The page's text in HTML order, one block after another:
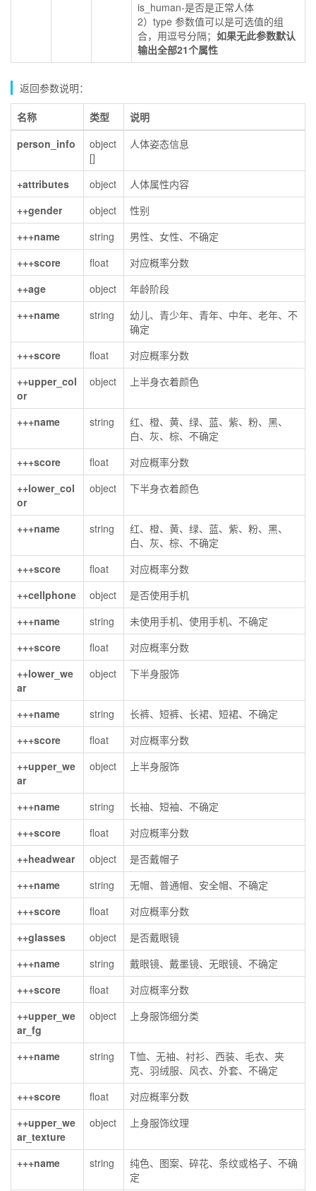
is_human-是否是正常人体
2）type 参数值可以是可选值的组
合，用逗号分隔； 如果无此参数默认
输出全部21个属性
返回参数说明：
名称 类型
说明
person_info
object
[]
人体姿态信息
+attributes object
人体属性内容
++gender
object
性别
+++name
string
男性、女性、不确定
+++score
float
对应概率分数
++age
object
年龄阶段
+++name
string
幼儿、青少年、青年、中年、老年、不
确定
+++score
float
对应概率分数
++upper_col
or
object 上半身衣着颜色
+++name string
红、橙、黄、绿、蓝、紫、粉、黑、
白、灰、棕、不确定
+++score
float
对应概率分数
++lower_col
or
object 下半身衣着颜色
+++name string
红、橙、黄、绿、蓝、紫、粉、黑、
白、灰、棕、不确定
+++score
float
对应概率分数
++cellphone
object
是否使用手机
+++name
string
未使用手机、使用手机、不确定
+++score
float
对应概率分数
++lower_we
ar
object 下半身服饰
+++name string
长裤、短裤、长裙、短裙、不确定
+++score
float
对应概率分数
++upper_we
ar
object 上半身服饰
+++name string
长袖、短袖、不确定
+++score
float
对应概率分数
++headwear
object
是否戴帽子
+++name
string
无帽、普通帽、安全帽、不确定
+++score
float
对应概率分数
++glasses
object
是否戴眼镜
+++name
string
戴眼镜、戴墨镜、无眼镜、不确定
+++score
float
对应概率分数
++upper_we
ar_fg
object 上身服饰细分类
+++name string
T恤、无袖、衬衫、西装、毛衣、夹
克、羽绒服、风衣、外套、不确定
+++score
float
对应概率分数
++upper_we
ar_texture
object 上身服饰纹理
+++name string
纯色、图案、碎花、条纹或格子、不确
定